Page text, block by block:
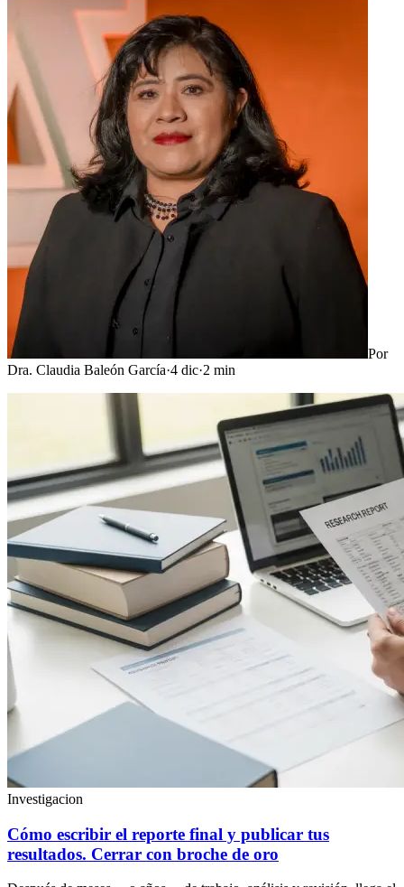
Por
Dra. Claudia Baleón García·4 dic·2 min
Investigacion
Cómo escribir el reporte final y publicar tus
resultados. Cerrar con broche de oro